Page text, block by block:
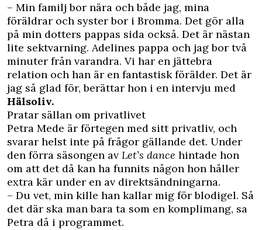
– Min familj bor nära och både jag, mina
föräldrar och syster bor i Bromma. Det gör alla
på min dotters pappas sida också. Det är nästan
lite sektvarning. Adelines pappa och jag bor två
minuter från varandra. Vi har en jättebra
relation och han är en fantastisk förälder. Det är
jag så glad för, berättar hon i en intervju med
Hälsoliv.
Pratar sällan om privatlivet
Petra Mede är förtegen med sitt privatliv, och
svarar helst inte på frågor gällande det. Under
den förra säsongen av Let’s dance hintade hon
om att det då kan ha funnits någon hon håller
extra kär under en av direktsändningarna.
– Du vet, min kille han kallar mig för blodigel. Så
det där ska man bara ta som en komplimang, sa
Petra då i programmet.